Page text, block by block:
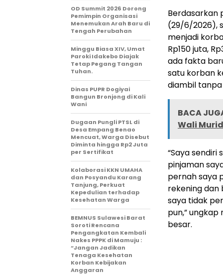
Berdasarkan
(29/6/2026),
menjadi
Rp150 juta,
ada fakta
satu korban
diambil tanpa
BACA
Wali
“Saya sendiri
pinjaman
pernah saya
rekening dan
saya tidak
pun,”
besar.
OD Summit 2026 Dorong
Pemimpin Organisasi
Menemukan Arah Baru di
Tengah Perubahan
Minggu Biasa XIV, Umat
Paroki Idakebo Diajak
Tetap Pegang Tangan
Tuhan.
Dinas PUPR Dogiyai
Bangun Bronjong di Kali
Wani
Dugaan Pungli PTSL di
Desa Empang Benao
Mencuat, Warga Disebut
Diminta hingga Rp2 Juta
per Sertifikat
Kolaborasi KKN UMAHA
dan Posyandu Karang
Tanjung, Perkuat
Kepedulian terhadap
Kesehatan Warga
BEMNUS Sulawesi Barat
Soroti Rencana
Pengangkatan Kembali
Nakes PPPK di Mamuju :
“Jangan Jadikan
Tenaga Kesehatan
Korban Kebijakan
Anggaran